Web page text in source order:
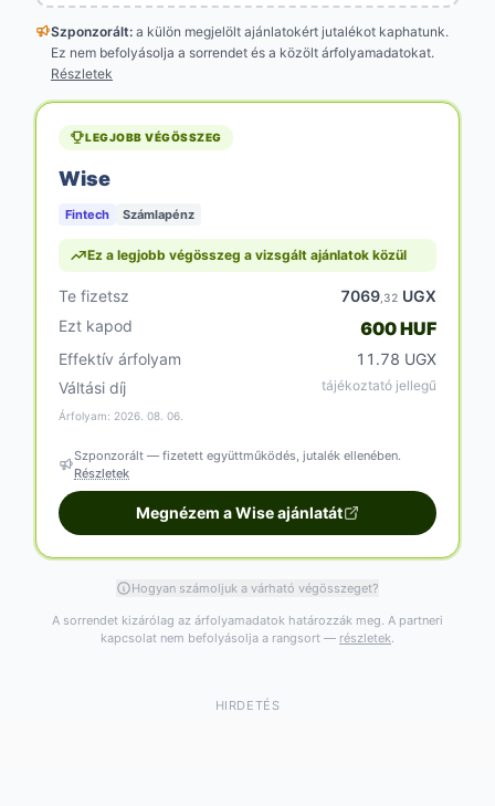
Szponzorált: a külön megjelölt ajánlatokért jutalékot kaphatunk.
Ez nem befolyásolja a sorrendet és a közölt árfolyamadatokat.
Részletek
LEGJOBB VÉGÖSSZEG
Wise
Fintech Számlapénz
Ez a legjobb végösszeg a vizsgált ajánlatok közül
Te fizetsz 7069 ,32 UGX
Ezt kapod
600 HUF
Effektív árfolyam
11.78 UGX
Váltási díj
tájékoztató jellegű
Árfolyam: 2026. 08. 06.
Szponzorált — fizetett együttműködés, jutalék ellenében.
Részletek
Megnézem a Wise ajánlatát
Hogyan számoljuk a várható végösszeget?
A sorrendet kizárólag az árfolyamadatok határozzák meg. A partneri
kapcsolat nem befolyásolja a rangsort — részletek
HIRDETÉS